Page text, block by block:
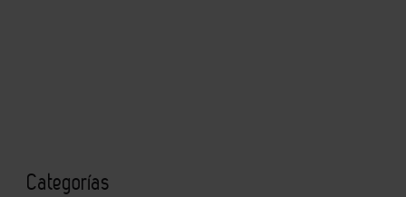
Categorías